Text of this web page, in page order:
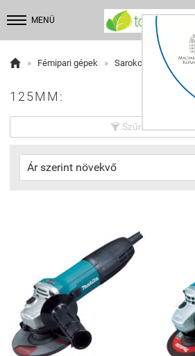
MENÜ
 » Fémipari gépek » Sarokcsiszolók
125MM:
 Szűrés beállítások